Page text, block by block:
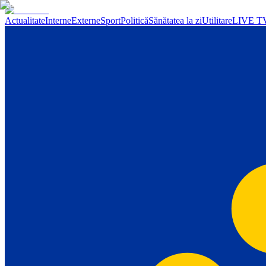
ActualitateInterneExterneSportPoliticăSănătatea la ziUtilitareLIVE